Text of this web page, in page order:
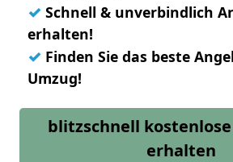
✓ Schnell & unverbindlich
erhalten!
✓ Finden Sie das beste
Umzug!
blitzschnell
erhalten